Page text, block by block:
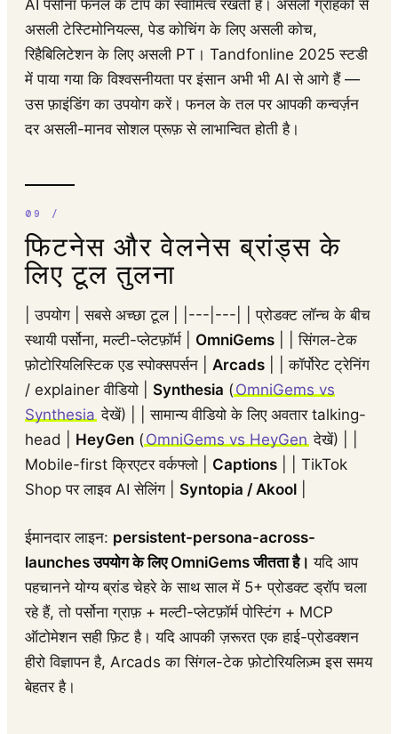
AI पर्सोना फनल के टॉप का स्वामित्व रखती है। असली ग्राहकों से
असली टेस्टिमोनियल्स, पेड कोचिंग के लिए असली कोच,
रिहैबिलिटेशन के लिए असली PT। Tandfonline 2025 स्टडी
में पाया गया कि विश्वसनीयता पर इंसान अभी भी AI से आगे हैं —
उस फ़ाइंडिंग का उपयोग करें। फनल के तल पर आपकी कन्वर्ज़न
दर असली-मानव सोशल प्रूफ़ से लाभान्वित होती है।
फिटनेस और वेलनेस ब्रांड्स के
लिए टूल तुलना
| उपयोग | सबसे अच्छा टूल | |---|---| | प्रोडक्ट लॉन्च के बीच
स्थायी पर्सोना, मल्टी-प्लेटफ़ॉर्म | OmniGems | | सिंगल-टेक
फ़ोटोरियलिस्टिक एड स्पोक्सपर्सन | Arcads | | कॉर्पोरेट ट्रेनिंग
/ explainer वीडियो | Synthesia (OmniGems vs
Synthesia देखें) | | सामान्य वीडियो के लिए अवतार talking-
head | HeyGen (OmniGems vs HeyGen देखें) | |
Mobile-first क्रिएटर वर्कफ्लो | Captions | | TikTok
Shop पर लाइव AI सेलिंग | Syntopia / Akool
ईमानदार लाइन: persistent-persona-across-
launches उपयोग के लिए OmniGems जीतता है। यदि आप
पहचानने योग्य ब्रांड चेहरे के साथ साल में 5+ प्रोडक्ट ड्रॉप चला
रहे हैं, तो पर्सोना ग्राफ़ + मल्टी-प्लेटफ़ॉर्म पोस्टिंग + MCP
ऑटोमेशन सही फ़िट है। यदि आपकी ज़रूरत एक हाई-प्रोडक्शन
हीरो विज्ञापन है, Arcads का सिंगल-टेक फ़ोटोरियलिज़्म इस समय
बेहतर है।